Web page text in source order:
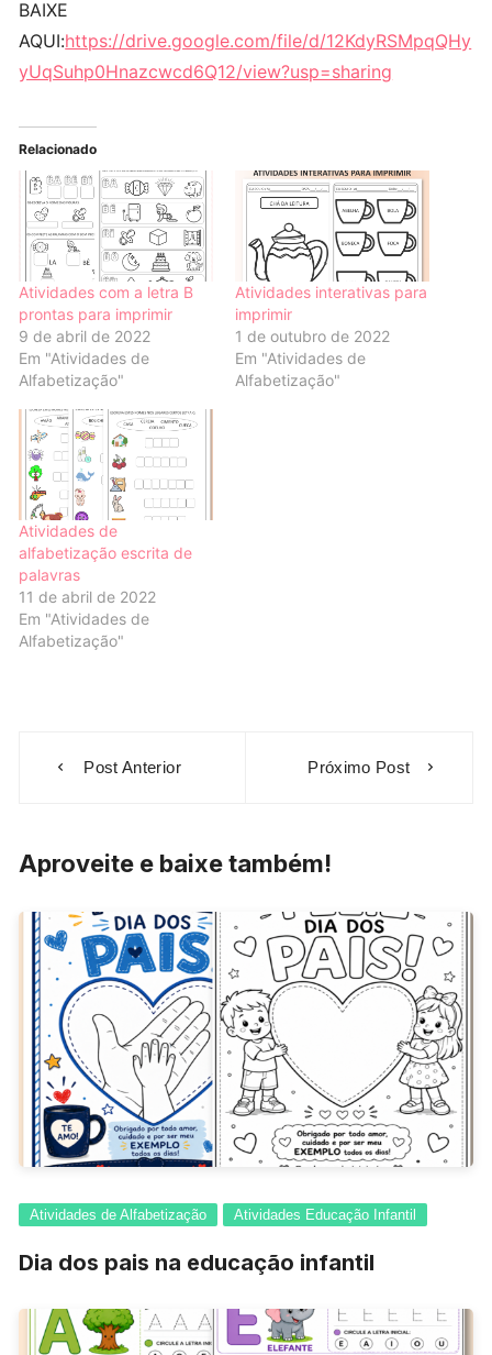
BAIXE
AQUI:https://drive.google.com/file/d/12KdyRSMpqQHy
yUqSuhp0Hnazcwcd6Q12/view?usp=sharing
Relacionado
Atividades com a letra B
prontas para imprimir
9 de abril de 2022
Em "Atividades de
Alfabetização"
Atividades interativas para
imprimir
1 de outubro de 2022
Em "Atividades de
Alfabetização"
Atividades de
alfabetização escrita de
palavras
11 de abril de 2022
Em "Atividades de
Alfabetização"
Post Anterior Próximo Post
Aproveite e baixe também!
Atividades de Alfabetização Atividades Educação Infantil
Dia dos pais na educação infantil